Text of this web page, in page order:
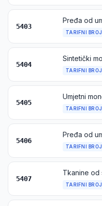
5403
TARIFNI BROJ
5404
TARIFNI BROJ
5405
TARIFNI BROJ
5406
TARIFNI BROJ
5407
TARIFNI BROJ